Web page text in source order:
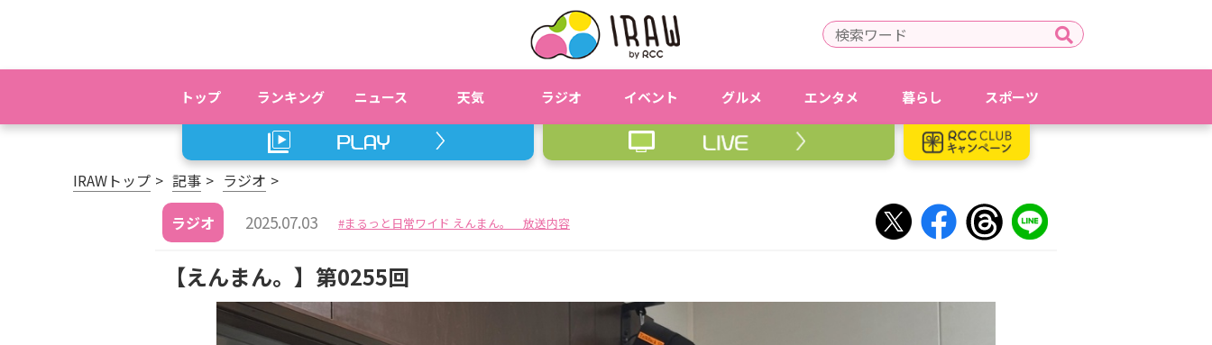
トップ ランキング ニュース 天気 ラジオ イベント グルメ エンタメ 暮らし スポーツ
IRAWトップ 記事
ラジオ
ラジオ
2025.07.03 まるっと日常ワイド えんまん。 放送内容
【えんまん。】第0255回